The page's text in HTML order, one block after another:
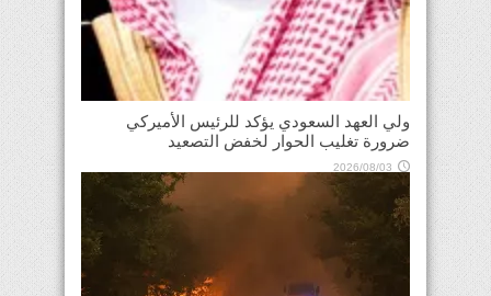
ولي العهد السعودي يؤكد للرئيس الأميركي
ضرورة تغليب الحوار لخفض التصعيد
2026/08/03